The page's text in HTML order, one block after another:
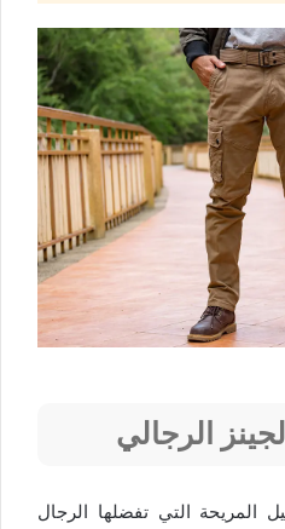
الرجالي
المريحة التي تفضلها الرجال